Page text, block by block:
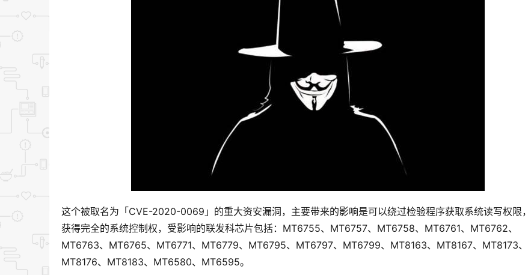
这个被取名为「CVE-2020-0069」的重大资安漏洞，主要带来的影响是可以绕过检验程序获取系统读写权限
获得完全的系统控制权，受影响的联发科芯片包括：MT6755、MT6757、MT6758、MT6761、MT6762、
MT6763、MT6765、MT6771、MT6779、MT6795、MT6797、MT6799、MT8163、MT8167、MT8173、
MT8176、MT8183、MT6580、MT6595。